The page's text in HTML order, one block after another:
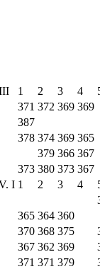
1 2 3 4
371 372 369 369
387
378 374 369 365
379 366 367
373 380 373 367
I 1 2 3 4
365 364 360
370 368 375
367 362 369
371 371 379